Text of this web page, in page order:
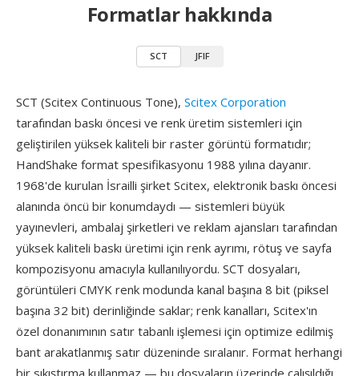
Formatlar hakkında
SCT JFIF
SCT (Scitex Continuous Tone), Scitex Corporation
tarafından baskı öncesi ve renk üretim sistemleri için
geliştirilen yüksek kaliteli bir raster görüntü formatıdır;
HandShake format spesifikasyonu 1988 yılına dayanır.
1968'de kurulan İsrailli şirket Scitex, elektronik baskı öncesi
alanında öncü bir konumdaydı — sistemleri büyük
yayınevleri, ambalaj şirketleri ve reklam ajansları tarafından
yüksek kaliteli baskı üretimi için renk ayrımı, rötuş ve sayfa
kompozisyonu amacıyla kullanılıyordu. SCT dosyaları,
görüntüleri CMYK renk modunda kanal başına 8 bit (piksel
başına 32 bit) derinliğinde saklar; renk kanalları, Scitex'ın
özel donanımının satır tabanlı işlemesi için optimize edilmiş
bant arakatlanmış satır düzeninde sıralanır. Format herhangi
bir sıkıştırma kullanmaz — bu dosyaların üzerinde çalışıldığı